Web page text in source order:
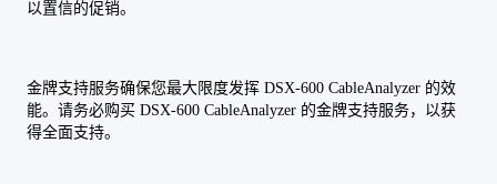
以置信的促销。
金牌支持服务确保您最大限度发挥 DSX-600 CableAnalyzer 的效
能。请务必购买 DSX-600 CableAnalyzer 的金牌支持服务，以获
得全面支持。